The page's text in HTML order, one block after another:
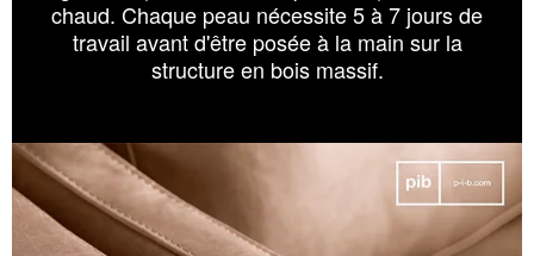
chaud. Chaque peau nécessite 5 à 7 jours de
travail avant d'être posée à la main sur la
structure en bois massif.